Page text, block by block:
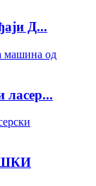
Д...
ласер...